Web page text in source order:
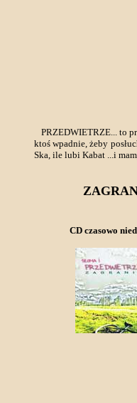
PRZEDWIETRZE... to
ktoś wpadnie, żeby
Ska, ile lubi Kabat ...i
CD czasowo